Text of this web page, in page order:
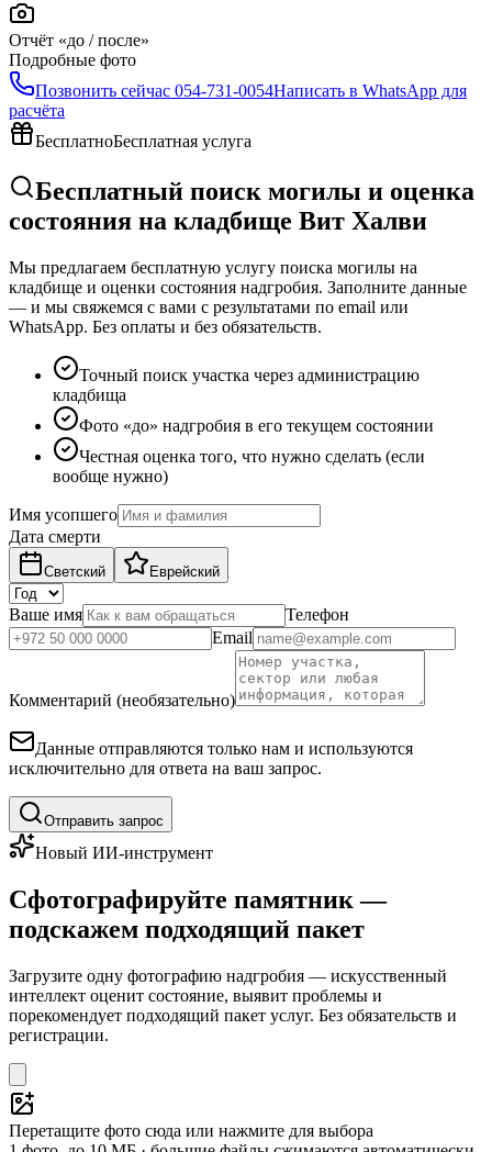
Отчёт «до / после»
Подробные фото
Позвонить сейчас 054-731-0054Написать в WhatsApp для
расчёта
БесплатноБесплатная услуга
Бесплатный поиск могилы и оценка
состояния на кладбище Вит Халви
Мы предлагаем бесплатную услугу поиска могилы на
кладбище и оценки состояния надгробия. Заполните данные
— и мы свяжемся с вами с результатами по email или
WhatsApp. Без оплаты и без обязательств.
Точный поиск участка через администрацию
кладбища
Фото «до» надгробия в его текущем состоянии
Честная оценка того, что нужно сделать (если
вообще нужно)
Имя усопшего
Дата смерти
Светский Еврейский
Ваше имя
Телефон
Email
Комментарий (необязательно)
Данные отправляются только нам и используются
исключительно для ответа на ваш запрос.
Отправить запрос
Новый ИИ-инструмент
Сфотографируйте памятник —
подскажем подходящий пакет
Загрузите одну фотографию надгробия — искусственный
интеллект оценит состояние, выявит проблемы и
порекомендует подходящий пакет услуг. Без обязательств и
регистрации.
Перетащите фото сюда или нажмите для выбора